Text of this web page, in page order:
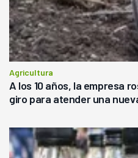
Agricultura
A los 10 años, la empresa
giro para atender una